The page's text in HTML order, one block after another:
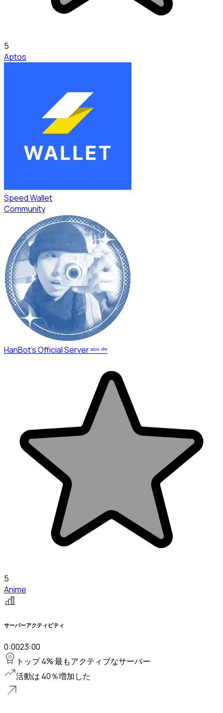
5
Aptos
Speed Wallet
Community
HanBot's Official Server ⁿᵗᵒˣ ˢᶠʷ
5
Anime
サーバーアクティビティ
0:0023:00
トップ 4% 最もアクティブなサーバー
活動は 40％増加した